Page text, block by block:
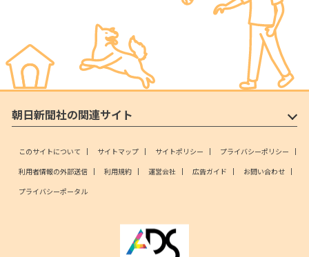
朝日新聞社の関連サイト
このサイトについて サイトマップ サイトポリシー
プライバシーポリシー
利用者情報の外部送信
利用規約 運営会社 広告ガイド
お問い合わせ
プライバシーポータル